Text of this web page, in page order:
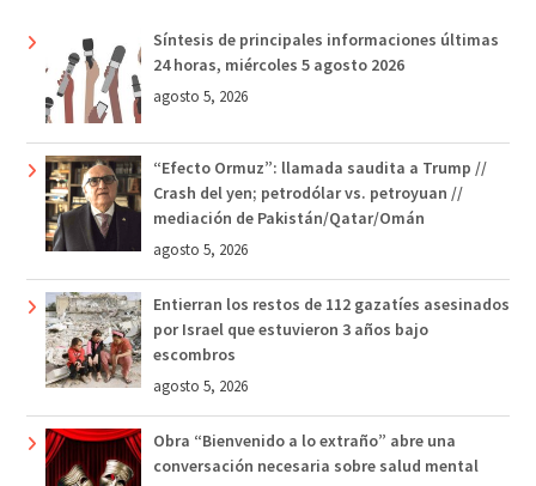
Síntesis de principales informaciones últimas
24 horas, miércoles 5 agosto 2026
agosto 5, 2026
“Efecto Ormuz”: llamada saudita a Trump //
Crash del yen; petrodólar vs. petroyuan //
mediación de Pakistán/Qatar/Omán
agosto 5, 2026
Entierran los restos de 112 gazatíes asesinados
por Israel que estuvieron 3 años bajo
escombros
agosto 5, 2026
Obra “Bienvenido a lo extraño” abre una
conversación necesaria sobre salud mental